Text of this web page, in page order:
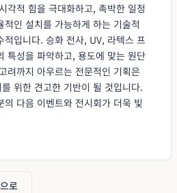
각적 힘을 극대화하고, 촉박한 일정
인 설치를 가능하게 하는 기술적
적입니다. 승화 전사, UV, 라텍스 프
특성을 파악하고, 용도에 맞는 원단
려까지 아우르는 전문적인 기획은
위한 견고한 기반이 될 것입니다.
의 다음 이벤트와 전시회가 더욱 빛
로